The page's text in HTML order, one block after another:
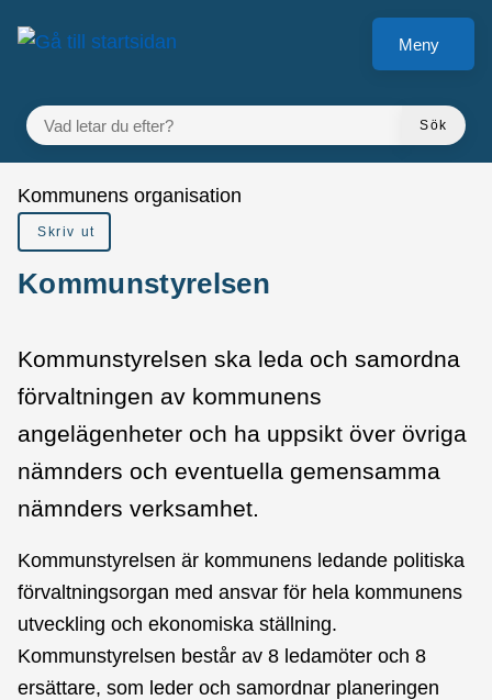
Gå till innehåll
till sidomeny
Meny
VAD LETAR DU EFTER?
Sök
Du är här:
Kommunens organisation
Skriv ut
Kommunstyrelsen
Kommunstyrelsen ska leda och samordna
förvaltningen av kommunens
angelägenheter och ha uppsikt över övriga
nämnders och eventuella gemensamma
nämnders verksamhet.
Kommunstyrelsen är kommunens ledande politiska
förvaltningsorgan med ansvar för hela kommunens
utveckling och ekonomiska ställning.
Kommunstyrelsen består av 8 ledamöter och 8
ersättare, som leder och samordnar planeringen